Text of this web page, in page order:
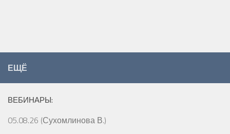
ЕЩЁ
ВЕБИНАРЫ:
05.08.26 (Сухомлинова В.)